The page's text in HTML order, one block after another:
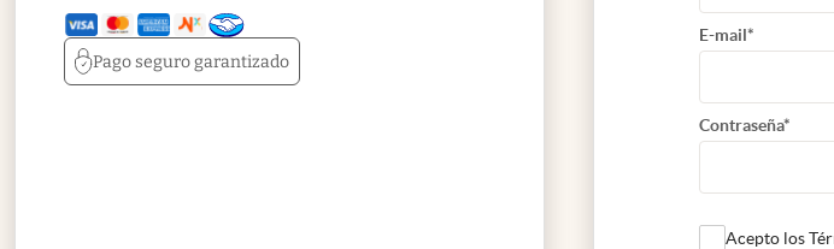
Pago segurogarantizado
E-mail*
Contraseña*
Acepto los